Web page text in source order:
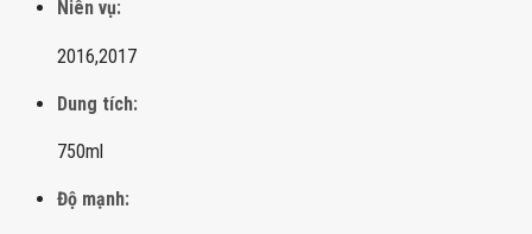
Niên vụ:
2016,2017
Dung tích:
750ml
Độ mạnh: